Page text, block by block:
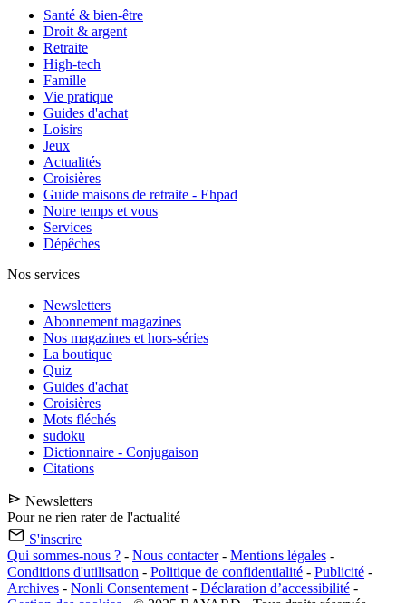
Santé & bien-être
Droit & argent
Retraite
High-tech
Famille
Vie pratique
Guides d'achat
Loisirs
Jeux
Actualités
Croisières
Guide maisons de retraite - Ehpad
Notre temps et vous
Services
Dépêches
Nos services
Newsletters
Abonnement magazines
Nos magazines et hors-séries
La boutique
Quiz
Guides d'achat
Croisières
Mots fléchés
sudoku
Dictionnaire - Conjugaison
Citations
Newsletters
Pour ne rien rater de l'actualité
S'inscrire
Qui sommes-nous ? - Nous contacter- Mentions légales -
Conditions d'utilisation - Politique de confidentialité - Publicité -
Archives - Nonli Consentement - Déclaration d’accessibilité -